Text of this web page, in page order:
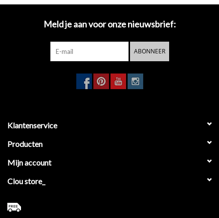
Meld je aan voor onze nieuwsbrief:
ABONNEER
Klantenservice
Producten
Mijn account
Clou store_